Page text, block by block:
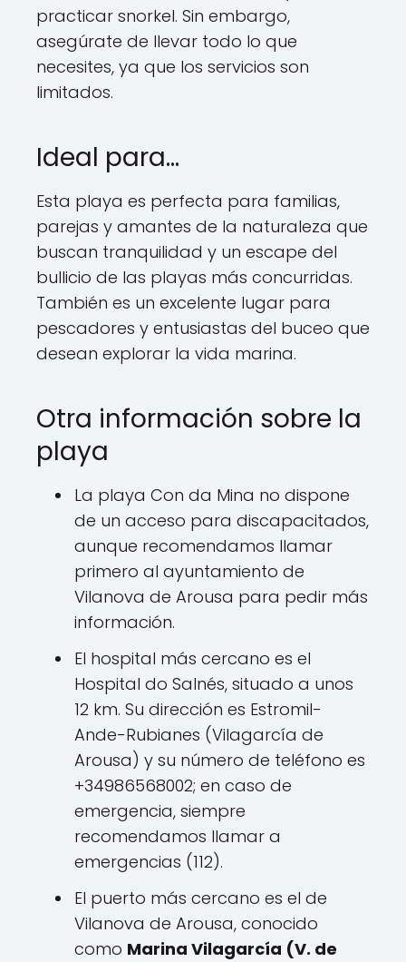
practicar snorkel. Sin embargo,
asegúrate de llevar todo lo que
necesites, ya que los servicios son
limitados.
Ideal para…
Esta playa es perfecta para familias,
parejas y amantes de la naturaleza que
buscan tranquilidad y un escape del
bullicio de las playas más concurridas.
También es un excelente lugar para
pescadores y entusiastas del buceo que
desean explorar la vida marina.
Otra información sobre la
playa
La playa Con da Mina no dispone
de un acceso para discapacitados,
aunque recomendamos llamar
primero al ayuntamiento de
Vilanova de Arousa para pedir más
información.
El hospital más cercano es el
Hospital do Salnés, situado a unos
12 km. Su dirección es Estromil-
Ande-Rubianes (Vilagarcía de
Arousa) y su número de teléfono es
+34986568002; en caso de
emergencia, siempre
recomendamos llamar a
emergencias (112).
El puerto más cercano es el de
Vilanova de Arousa, conocido
como Marina Vilagarcía (V. de